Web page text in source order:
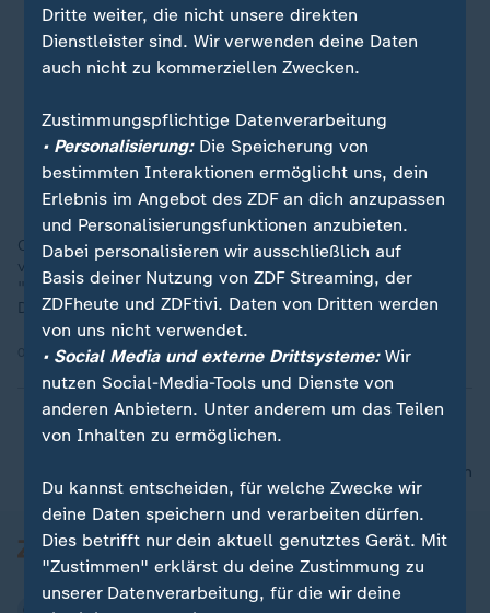
CSU-Generalsekretär Huber verspricht sich von den
verstärkten Grenzkontrollen einen psychologischen Effekt.
"Die Migranten spüren, es lohnt sich nicht mehr, nach
Deutschland zu kommen", so Huber.
09.07.2025 | 1:21 min
nach oben
Dritte weiter, die nicht unsere direkten
Dienstleister sind. Wir verwenden deine Daten
auch nicht zu kommerziellen Zwecken.
Zustimmungspflichtige Datenverarbeitung
• Personalisierung:Die Speicherung von
bestimmten Interaktionen ermöglicht uns, dein
Erlebnis im Angebot des ZDF an dich anzupassen
und Personalisierungsfunktionen anzubieten.
Dabei personalisieren wir ausschließlich auf
Basis deiner Nutzung von ZDF Streaming, der
ZDFheute und ZDFtivi. Daten von Dritten werden
von uns nicht verwendet.
• Social Media und externe Drittsysteme:Wir
nutzen Social-Media-Tools und Dienste von
anderen Anbietern. Unter anderem um das Teilen
von Inhalten zu ermöglichen.
Du kannst entscheiden, für welche Zwecke wir
deine Daten speichern und verarbeiten dürfen.
Dies betrifft nur dein aktuell genutztes Gerät. Mit
"Zustimmen" erklärst du deine Zustimmung zu
unserer Datenverarbeitung, für die wir deine